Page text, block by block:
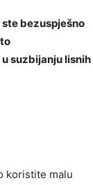
bezuspješno
suzbijanju lisnih
koristite malu